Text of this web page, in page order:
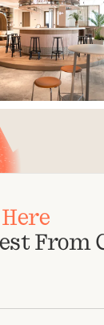
From